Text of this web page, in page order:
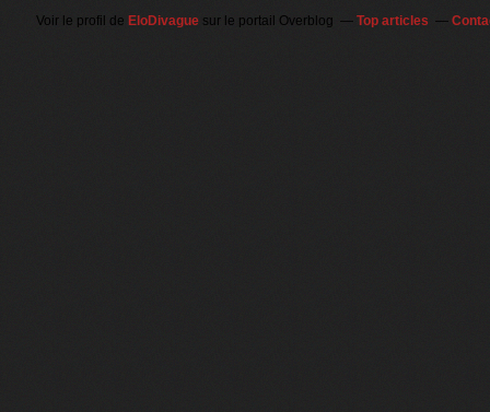
Voir le profil de EloDivague sur le portail Overblog Top articles